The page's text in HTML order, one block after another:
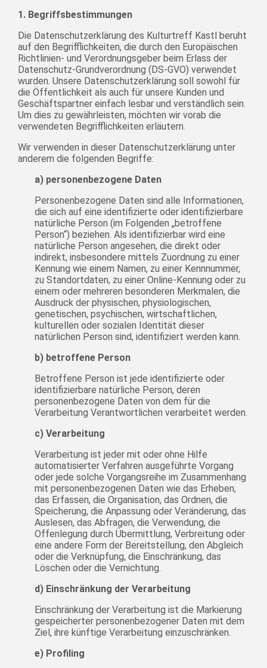
1. Begriffsbestimmungen
Die Datenschutzerklärung des Kulturtreff Kastl beruht
auf den Begrifflichkeiten, die durch den Europäischen
Richtlinien- und Verordnungsgeber beim Erlass der
Datenschutz-Grundverordnung (DS-GVO) verwendet
wurden. Unsere Datenschutzerklärung soll sowohl für
die Öffentlichkeit als auch für unsere Kunden und
Geschäftspartner einfach lesbar und verständlich sein.
Um dies zu gewährleisten, möchten wir vorab die
verwendeten Begrifflichkeiten erläutern.
Wir verwenden in dieser Datenschutzerklärung unter
anderem die folgenden Begriffe:
a) personenbezogene Daten
Personenbezogene Daten sind alle Informationen,
die sich auf eine identifizierte oder identifizierbare
natürliche Person (im Folgenden „betroffene
Person“) beziehen. Als identifizierbar wird eine
natürliche Person angesehen, die direkt oder
indirekt, insbesondere mittels Zuordnung zu einer
Kennung wie einem Namen, zu einer Kennnummer,
zu Standortdaten, zu einer Online-Kennung oder zu
einem oder mehreren besonderen Merkmalen, die
Ausdruck der physischen, physiologischen,
genetischen, psychischen, wirtschaftlichen,
kulturellen oder sozialen Identität dieser
natürlichen Person sind, identifiziert werden kann.
b) betroffene Person
Betroffene Person ist jede identifizierte oder
identifizierbare natürliche Person, deren
personenbezogene Daten von dem für die
Verarbeitung Verantwortlichen verarbeitet werden.
c) Verarbeitung
Verarbeitung ist jeder mit oder ohne Hilfe
automatisierter Verfahren ausgeführte Vorgang
oder jede solche Vorgangsreihe im Zusammenhang
mit personenbezogenen Daten wie das Erheben,
das Erfassen, die Organisation, das Ordnen, die
Speicherung, die Anpassung oder Veränderung, das
Auslesen, das Abfragen, die Verwendung, die
Offenlegung durch Übermittlung, Verbreitung oder
eine andere Form der Bereitstellung, den Abgleich
oder die Verknüpfung, die Einschränkung, das
Löschen oder die Vernichtung.
d) Einschränkung der Verarbeitung
Einschränkung der Verarbeitung ist die Markierung
gespeicherter personenbezogener Daten mit dem
Ziel, ihre künftige Verarbeitung einzuschränken.
e) Profiling